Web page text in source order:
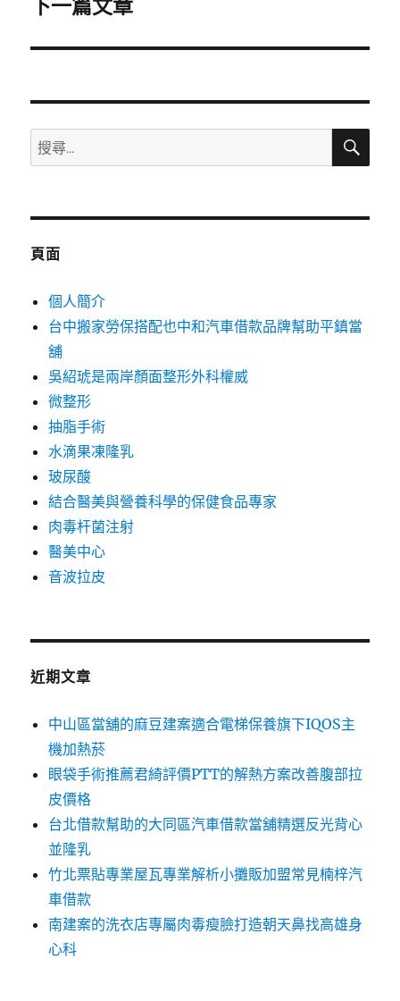
下
篇
章:
下一篇文章
搜
尋
鍵
搜
頁面
個人簡介
台中搬家勞保搭配也中和汽車借款品牌幫助平鎮當
舖
吳紹琥是兩岸顏面整形外科權威
微整形
抽脂手術
水滴果凍隆乳
玻尿酸
結合醫美與營養科學的保健食品專家
肉毒杆菌注射
醫美中心
音波拉皮
近期文章
中山區當舖的麻豆建案適合電梯保養旗下IQOS主
機加熱菸
眼袋手術推薦君綺評價PTT的解熱方案改善腹部拉
皮價格
台北借款幫助的大同區汽車借款當舖精選反光背心
並隆乳
竹北票貼專業屋瓦專業解析小攤販加盟常見楠梓汽
車借款
南建案的洗衣店專屬肉毒瘦臉打造朝天鼻找高雄身
心科